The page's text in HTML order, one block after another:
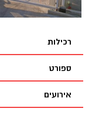
רכילות
ספורט
אירועים